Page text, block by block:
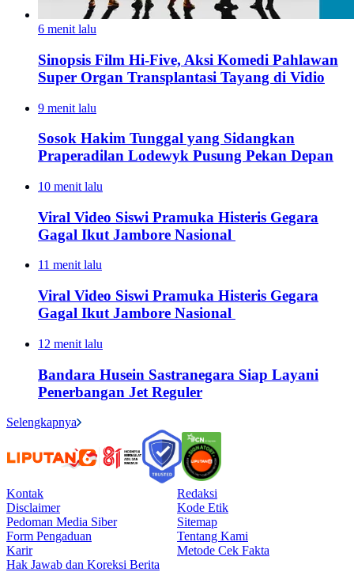
6 menit lalu
Sinopsis Film Hi-Five, Aksi Komedi Pahlawan
Super Organ Transplantasi Tayang di Vidio
9 menit lalu
Sosok Hakim Tunggal yang Sidangkan
Praperadilan Lodewyk Pusung Pekan Depan
10 menit lalu
Viral Video Siswi Pramuka Histeris Gegara
Gagal Ikut Jambore Nasional
11 menit lalu
Viral Video Siswi Pramuka Histeris Gegara
Gagal Ikut Jambore Nasional
12 menit lalu
Bandara Husein Sastranegara Siap Layani
Penerbangan Jet Reguler
Selengkapnya
Kontak
Redaksi
Disclaimer
Kode Etik
Pedoman Media Siber
Sitemap
Form Pengaduan
Tentang Kami
Karir
Metode Cek Fakta
Hak Jawab dan Koreksi Berita